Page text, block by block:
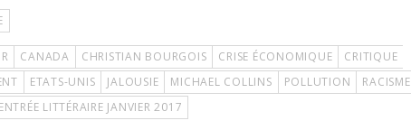
CANADA CHRISTIAN BOURGOIS CRISE ÉCONOMIQUE
CRITIQUE
ETATS-UNIS JALOUSIE MICHAEL COLLINS POLLUTION
RACISME
LITTÉRAIRE JANVIER 2017